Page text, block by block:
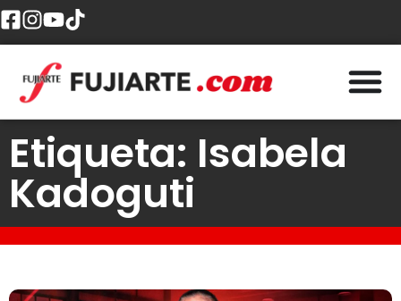
Etiqueta: Isabela
Kadoguti